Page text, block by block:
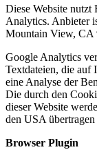
Diese Website nutzt
Analytics. Anbieter
Mountain View, CA
Google Analytics
Textdateien, die auf
eine Analyse der
Die durch den
dieser Website
den USA
Browser Plugin